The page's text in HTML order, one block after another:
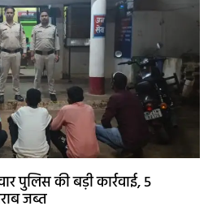
पुलिस की बड़ी कार्रवाई, 5
जब्त